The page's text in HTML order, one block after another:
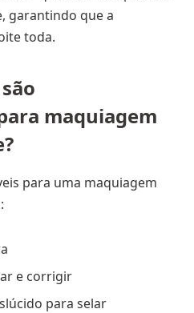
garantindo que a
toda.
maquiagem
para uma maquiagem
e corrigir
para selar